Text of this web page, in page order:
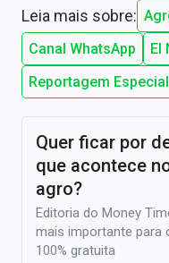
Leia mais sobre:
Canal WhatsApp
El
Reportagem Especial
Quer ficar por
que acontece
agro?
Editoria do Money
mais importante para
100% gratuita